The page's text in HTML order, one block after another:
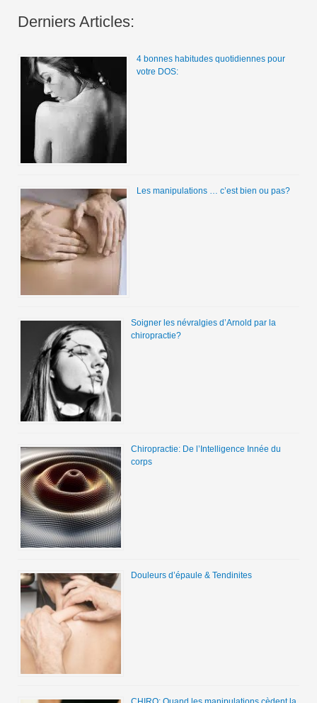
Derniers Articles:
4 bonnes habitudes quotidiennes pour
votre DOS:
Les manipulations … c’est bien ou pas?
Soigner les névralgies d’Arnold par la
chiropractie?
Chiropractie: De l’Intelligence Innée du
corps
Douleurs d’épaule & Tendinites